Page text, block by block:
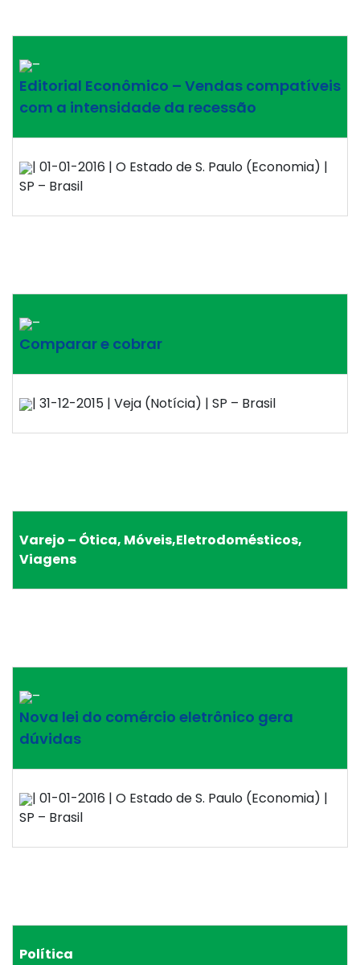
–
Editorial Econômico – Vendas compatíveis
com a intensidade da recessão
| 01-01-2016 | O Estado de S. Paulo (Economia) |
SP – Brasil
–
Comparar e cobrar
| 31-12-2015 | Veja (Notícia) | SP – Brasil
Varejo – Ótica, Móveis,Eletrodomésticos,
Viagens
–
Nova lei do comércio eletrônico gera
dúvidas
| 01-01-2016 | O Estado de S. Paulo (Economia) |
SP – Brasil
Política